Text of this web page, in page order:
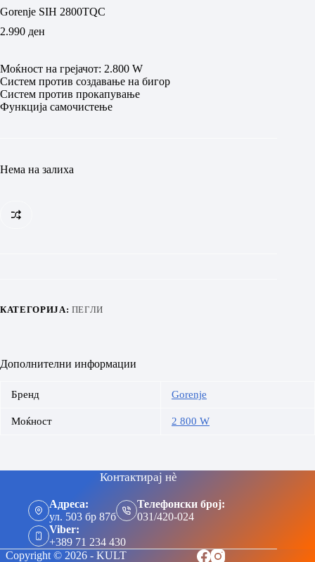
Gorenje SIH 2800TQC
2.990 ден
Моќност на грејачот: 2.800 W
Систем против создавање на бигор
Систем против прокапување
Функција самочистење
Нема на залиха
КАТЕГОРИЈА: ПЕГЛИ
Дополнителни информации
Бренд Gorenje
Моќност 2 800 W
Контактирај нè
Адреса:
ул. 503 бр 87б
Телефонски број:
031/420-024
Viber:
+389 71 234 430
Copyright © 2026 - KULT